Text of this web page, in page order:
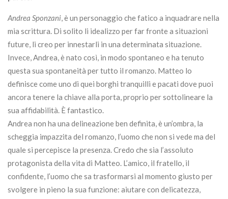
Andrea Sponzani, è un personaggio che fatico a inquadrare nella
mia scrittura. Di solito li idealizzo per far fronte a situazioni
future, li creo per innestarli in una determinata situazione.
Invece, Andrea, è nato così, in modo spontaneo e ha tenuto
questa sua spontaneità per tutto il romanzo. Matteo lo
definisce come uno di quei borghi tranquilli e pacati dove puoi
ancora tenere la chiave alla porta, proprio per sottolineare la
sua affidabilità. È fantastico.
Andrea non ha una delineazione ben definita, è un’ombra, la
scheggia impazzita del romanzo, l’uomo che non si vede ma del
quale si percepisce la presenza. Credo che sia l’assoluto
protagonista della vita di Matteo. L’amico, il fratello, il
confidente, l’uomo che sa trasformarsi al momento giusto per
svolgere in pieno la sua funzione: aiutare con delicatezza,